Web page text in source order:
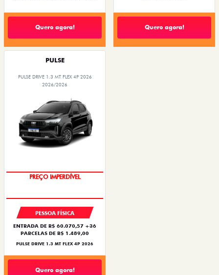
Quero agora! Quero agora!
PULSE
PULSE DRIVE 1.3 MT FLEX 4P 2026
2026/2026
PREÇO IMPERDÍVEL
PESSOA FÍSICA
ENTRADA DE R$ 60.070,57 +36
PARCELAS DE R$ 1.489,00
PULSE DRIVE 1.3 MT FLEX 4P 2026
Quero agora!